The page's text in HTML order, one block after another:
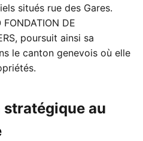
situés rue des Gares.
DE
poursuit ainsi sa
le canton genevois où elle
au